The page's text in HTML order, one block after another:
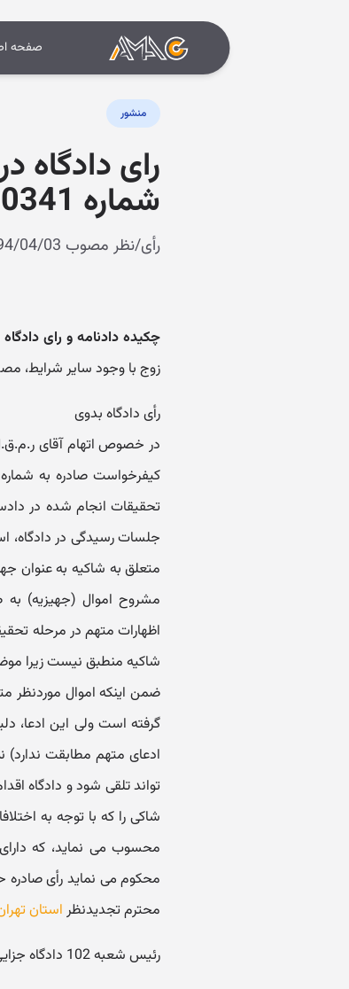
صفحه
منشور
رای دادگاه
شماره 9409970224100341)
رأی/نظر مصوب 1394/04/03
چکیده دادنامه و رای
زوج با وجود سایر شرایط،
رأی دادگاه بدوی
تحقیقات انجام شده در
جلسات رسیدگی در دادگاه،
متعلق به شاکیه به عنوان
اظهارات متهم در مرحله
شاکیه منطبق نیست زیرا
ضمن اینکه اموال موردنظر
گرفته است ولی این ادعا،
ادعای متهم مطابقت ندارد)
شاکی را که با توجه به
محسوب می نماید، که
محکوم می نماید رأی
محترم تجدیدنظراستان
رئیس شعبه 102 دادگاه جزایی اسلامشهر - کریمی